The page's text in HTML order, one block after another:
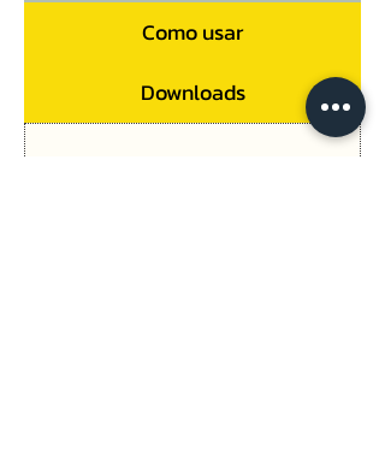
Como usar
Downloads